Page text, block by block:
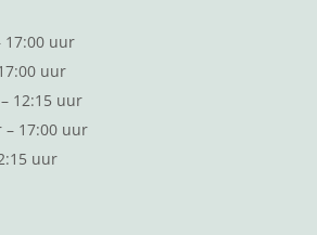
17:00 uur
uur
12:15 uur
– 17:00 uur
uur